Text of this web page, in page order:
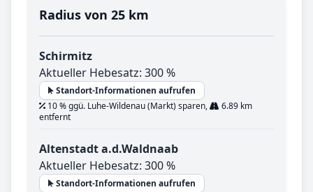
Radius von 25 km
Schirmitz
Aktueller Hebesatz: 300 %
Standort-Informationen aufrufen
10 % ggü. Luhe-Wildenau (Markt) sparen,
6.89 km
entfernt
Altenstadt a.d.Waldnaab
Aktueller Hebesatz: 300 %
Standort-Informationen aufrufen